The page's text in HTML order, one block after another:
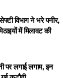
विभाग ने भरे पनीर,
में मिलावट की
पर लगाई लगाम, इन